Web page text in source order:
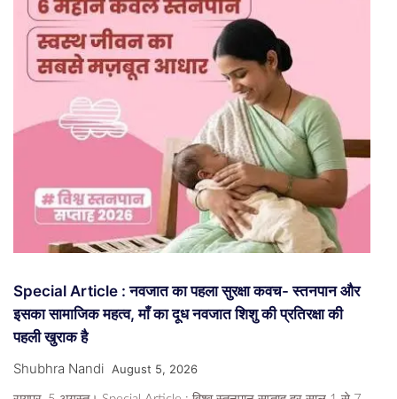
Special Article : नवजात का पहला सुरक्षा कवच- स्तनपान और
इसका सामाजिक महत्व, माँ का दूध नवजात शिशु की प्रतिरक्षा की
पहली खुराक है
Shubhra Nandi August 5, 2026